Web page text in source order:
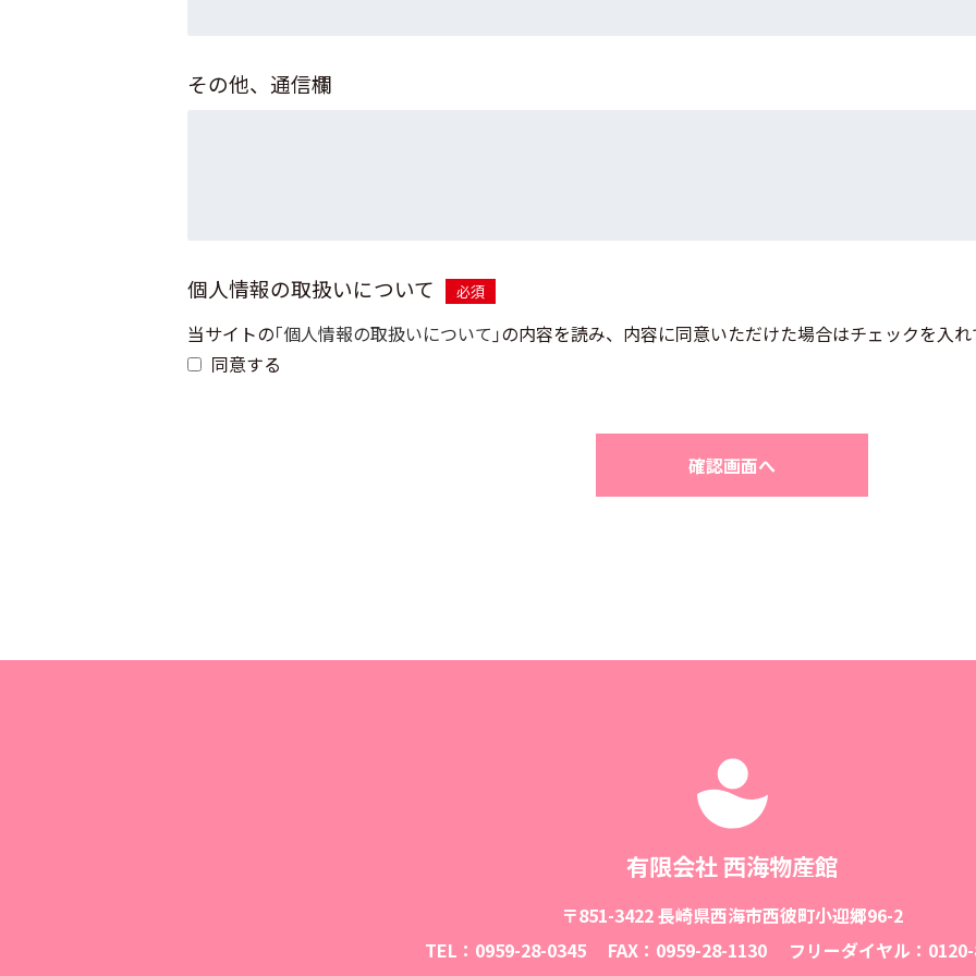
その他、通信欄
個人情報の取扱いについて 必須
当サイトの｢個人情報の取扱いについて｣の内容を読み、内容に同意いただけた場合はチェックを入れ
同意する
有限会社 西海物産館
〒851-3422 長崎県西海市西彼町小迎郷96-2
TEL：0959-28-0345
FAX：0959-28-1130
フリーダイヤル：